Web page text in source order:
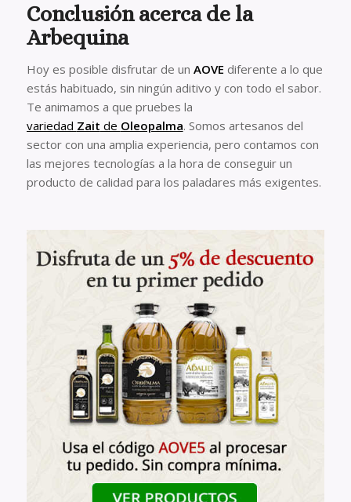
Conclusión acerca de la
Arbequina
Hoy es posible disfrutar de un AOVE diferente a lo que
estás habituado, sin ningún aditivo y con todo el sabor.
Te animamos a que pruebes la
variedad Zait de Oleopalma. Somos artesanos del
sector con una amplia experiencia, pero contamos con
las mejores tecnologías a la hora de conseguir un
producto de calidad para los paladares más exigentes.